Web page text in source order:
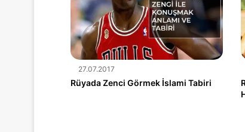
27.07.2017
Rüyada Zenci Görmek İslami Tabiri